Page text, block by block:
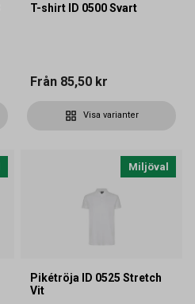
T-shirt ID 0500 Svart
Från 85,50 kr
Visa varianter
Miljöval
Pikétröja ID 0525 Stretch
Vit